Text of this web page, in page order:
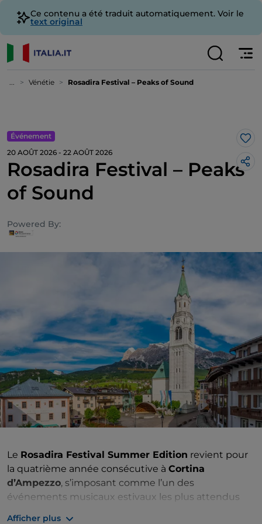
Ce contenu a été traduit automatiquement. Voir le
text original
... Vénétie Rosadira Festival – Peaks of Sound
Événement
20 AOÛT 2026 - 22 AOÛT 2026
Rosadira Festival – Peaks
of Sound
Powered By:
Le Rosadira Festival Summer Edition revient pour
la quatrième année consécutive à Cortina
d’Ampezzo, s’imposant comme l’un des
événements musicaux estivaux les plus attendus
Afficher plus